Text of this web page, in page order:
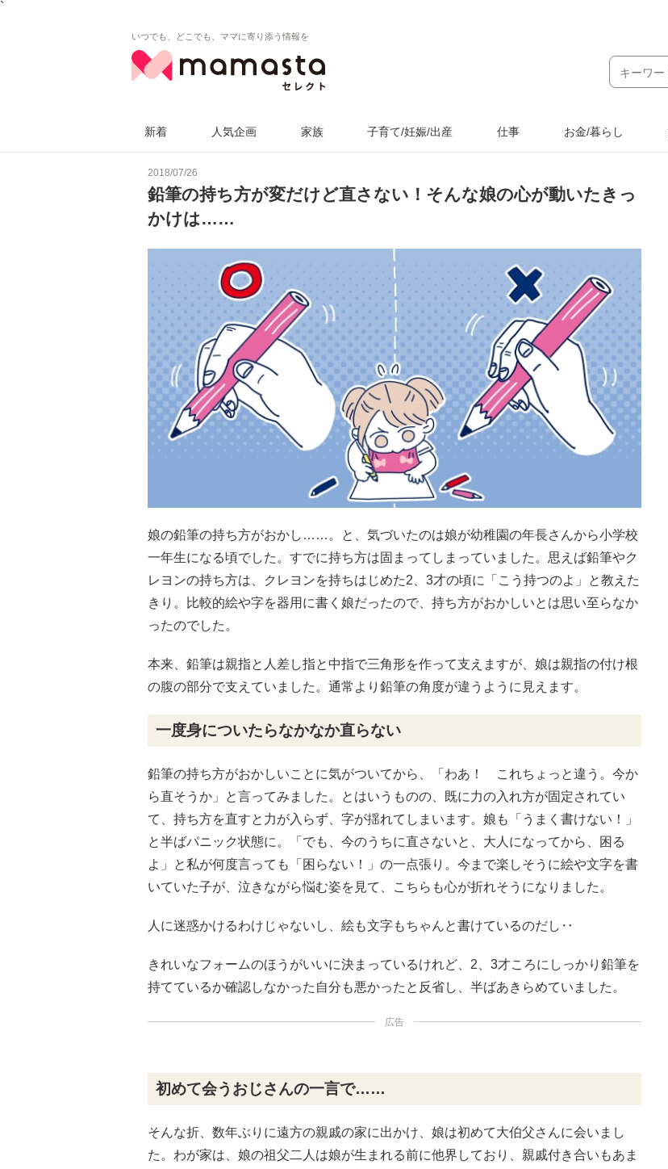
`
いつでも、どこでも、ママに寄り添う情報を
新着 人気企画 家族 子育て/妊娠/出産 仕事 お金/暮らし
2018/07/26
鉛筆の持ち方が変だけど直さない！そんな娘の心が動いたきっ
かけは……
娘の鉛筆の持ち方がおかし……。と、気づいたのは娘が幼稚園の年長さんから小学校
一年生になる頃でした。すでに持ち方は固まってしまっていました。思えば鉛筆やク
レヨンの持ち方は、クレヨンを持ちはじめた2、3才の頃に「こう持つのよ」と教えた
きり。比較的絵や字を器用に書く娘だったので、持ち方がおかしいとは思い至らなか
ったのでした。
本来、鉛筆は親指と人差し指と中指で三角形を作って支えますが、娘は親指の付け根
の腹の部分で支えていました。通常より鉛筆の角度が違うように見えます。
一度身についたらなかなか直らない
鉛筆の持ち方がおかしいことに気がついてから、「わあ！ これちょっと違う。今か
ら直そうか」と言ってみました。とはいうものの、既に力の入れ方が固定されてい
て、持ち方を直すと力が入らず、字が揺れてしまいます。娘も「うまく書けない！」
と半ばパニック状態に。「でも、今のうちに直さないと、大人になってから、困る
よ」と私が何度言っても「困らない！」の一点張り。今まで楽しそうに絵や文字を書
いていた子が、泣きながら悩む姿を見て、こちらも心が折れそうになりました。
人に迷惑かけるわけじゃないし、絵も文字もちゃんと書けているのだし‥
きれいなフォームのほうがいいに決まっているけれど、2、3才ころにしっかり鉛筆を
持てているか確認しなかった自分も悪かったと反省し、半ばあきらめていました。
広告
初めて会うおじさんの一言で……
そんな折、数年ぶりに遠方の親戚の家に出かけ、娘は初めて大伯父さんに会いまし
た。わが家は、娘の祖父二人は娘が生まれる前に他界しており、親戚付き合いもあま